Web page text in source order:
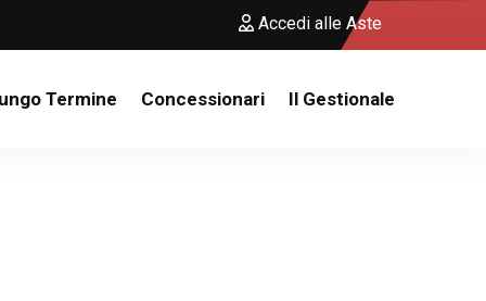
Accedi alle Aste
Termine Concessionari Il Gestionale